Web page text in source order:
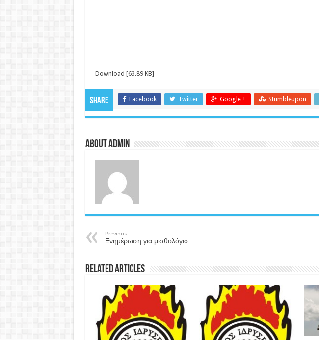
Download [63.89 KB]
Share Facebook Twitter Google + Stumbleupon
About admin
Previous
Ενημέρωση για μισθολόγιο
Related Articles